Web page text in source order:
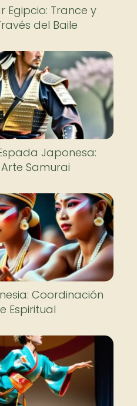
Egipcio: Trance y
del Baile
Japonesa:
Samurai
Coordinación
Espiritual